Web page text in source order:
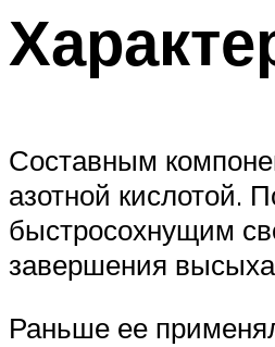
Составным
азотной кислотой.
быстросохнущим
завершения
Раньше ее